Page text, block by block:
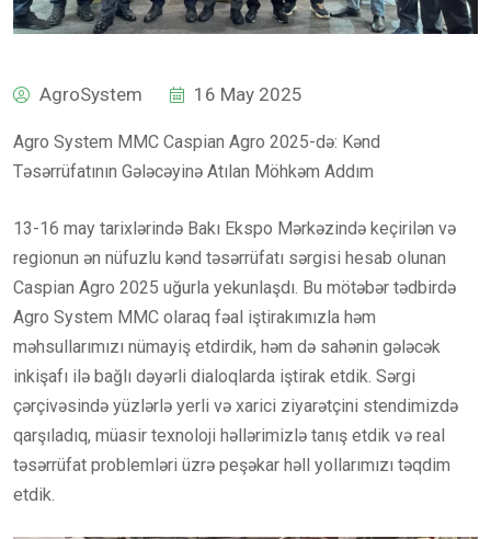
AgroSystem 16 May 2025
Agro System MMC Caspian Agro 2025-də: Kənd
Təsərrüfatının Gələcəyinə Atılan Möhkəm Addım
13-16 may tarixlərində Bakı Ekspo Mərkəzində keçirilən və
regionun ən nüfuzlu kənd təsərrüfatı sərgisi hesab olunan
Caspian Agro 2025 uğurla yekunlaşdı. Bu mötəbər tədbirdə
Agro System MMC olaraq fəal iştirakımızla həm
məhsullarımızı nümayiş etdirdik, həm də sahənin gələcək
inkişafı ilə bağlı dəyərli dialoqlarda iştirak etdik. Sərgi
çərçivəsində yüzlərlə yerli və xarici ziyarətçini stendimizdə
qarşıladıq, müasir texnoloji həllərimizlə tanış etdik və real
təsərrüfat problemləri üzrə peşəkar həll yollarımızı təqdim
etdik.